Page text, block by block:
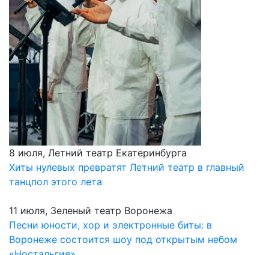
8 июля, Летний театр Екатеринбурга
Хиты нулевых превратят Летний театр в главный
танцпол этого лета
11 июля, Зеленый театр Воронежа
Песни юности, хор и электронные биты: в
Воронеже состоится шоу под открытым небом